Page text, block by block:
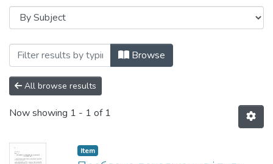
Browsing Вип. 05. Культурологія by
Browse
All browse results
Now showing 1 - 1 of 1
Item